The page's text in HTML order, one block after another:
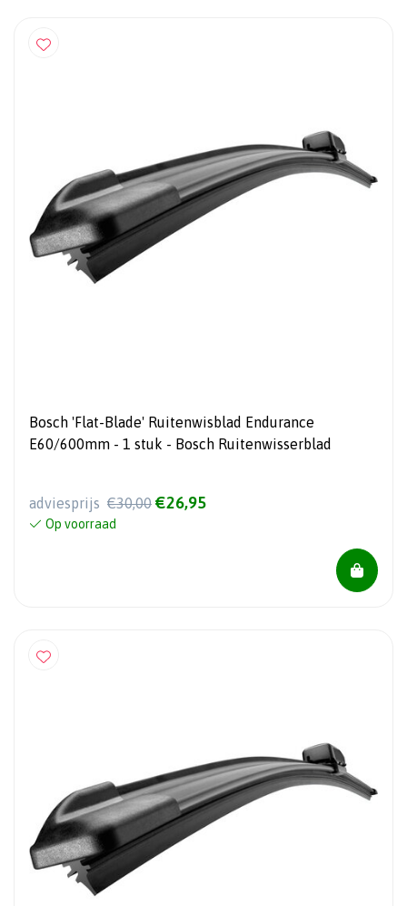
Bosch 'Flat-Blade' Ruitenwisblad Endurance
E60/600mm - 1 stuk - Bosch Ruitenwisserblad
adviesprijs €30,00 €26,95
Op voorraad